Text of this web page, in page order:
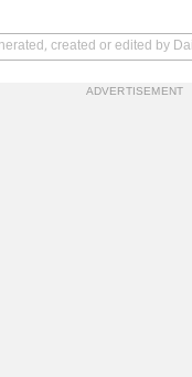
created or edited by
ADVERTISEMENT